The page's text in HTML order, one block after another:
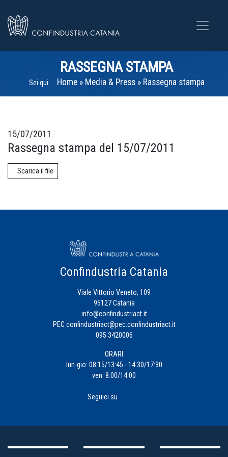
RASSEGNA STAMPA
Sei qui: Home» Media & Press» Rassegna stampa
15/07/2011
Rassegna stampa del 15/07/2011
Scarica il file
Confindustria Catania
Viale Vittorio Veneto, 109
95127 Catania
info@confindustriact.it
PEC confindustriact@pec.confindustriact.it
095 3420006
ORARI
lun-gio: 08:15/13:45 - 14:30/17:30
ven: 8:00/14:00
Seguici su